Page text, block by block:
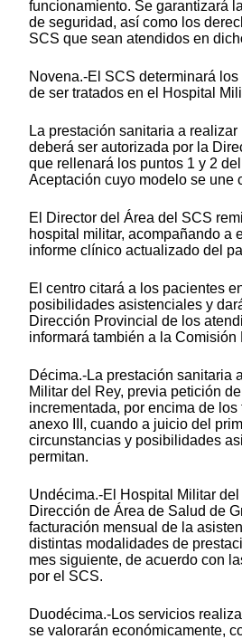
funcionamiento. Se garantizará
de seguridad, así como los
SCS que sean atendidos en
Novena.-El SCS determinará
de ser tratados en el Hospital
La prestación sanitaria a
deberá ser autorizada por la
que rellenará los puntos 1 y 2
Aceptación cuyo modelo se une
El Director del Área del SCS
hospital militar, acompañando a
informe clínico actualizado del
El centro citará a los pacientes
posibilidades asistenciales y
Dirección Provincial de los
informará también a la Comisión
Décima.-La prestación sanitaria
Militar del Rey, previa petición
incrementada, por encima de
anexo III, cuando a juicio del
circunstancias y posibilidades
permitan.
Undécima.-El Hospital Militar
Dirección de Área de Salud de
facturación mensual de la
distintas modalidades de
mes siguiente, de acuerdo con
por el SCS.
Duodécima.-Los servicios
se valorarán económicamente,